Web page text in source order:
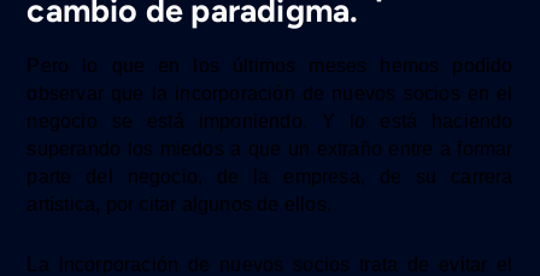
cambio de paradigma.
Pero lo que en los últimos meses
hemos podido
observar que l a incorporación de nuevos socios en el
negocio se está imponiendo. Y lo está haciendo
superando los miedos a que un extraño entre a formar
parte del negocio, de la empresa, de su carrera
artística, por citar algunos de ellos.
La incorporación de nuevos sociostrata de evitar el